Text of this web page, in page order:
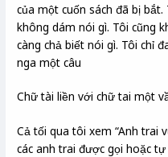
của một cuốn sách đã bị bắt.
không dám nói gì. Tôi cũng
càng chả biết nói gì. Tôi chỉ
nga một câu
Chữ tài liền với chữ tai một
Cả tối qua tôi xem “Anh trai
các anh trai được gọi hoặc